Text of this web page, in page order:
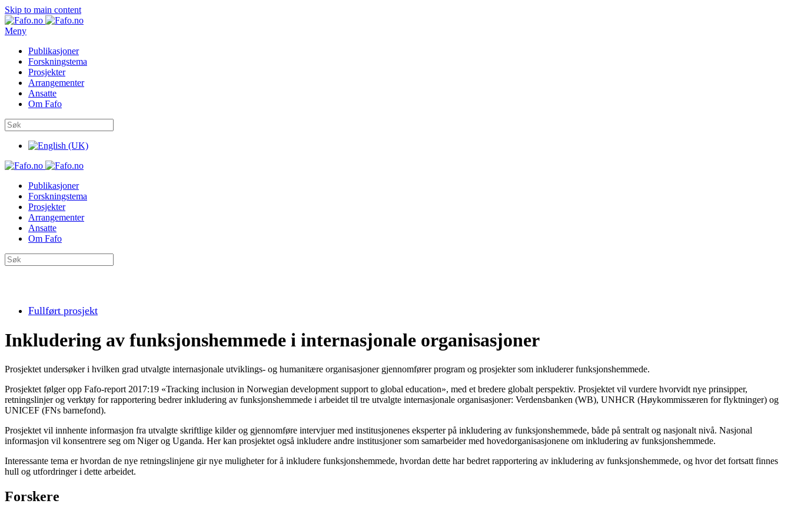
Skip to main content
Meny
Publikasjoner
Forskningstema
Prosjekter
Arrangementer
Ansatte
Om Fafo
Publikasjoner
Forskningstema
Prosjekter
Arrangementer
Ansatte
Om Fafo
Fullført prosjekt
Inkludering av funksjonshemmede i internasjonale organisasjoner
Prosjektet undersøker i hvilken grad utvalgte internasjonale utviklings- og humanitære organisasjoner gjennomfører program og prosjekter som inkluderer funksjonshemmede.
Prosjektet følger opp Fafo-report 2017:19 «Tracking inclusion in Norwegian development support to global education», med et bredere globalt perspektiv. Prosjektet vil vurdere hvorvidt nye prinsipper,
retningslinjer og verktøy for rapportering bedrer inkludering av funksjonshemmede i arbeidet til tre utvalgte internasjonale organisasjoner: Verdensbanken (WB), UNHCR (Høykommissæren for flyktninger) og
UNICEF (FNs barnefond).
Prosjektet vil innhente informasjon fra utvalgte skriftlige kilder og gjennomføre intervjuer med institusjonenes eksperter på inkludering av funksjonshemmede, både på sentralt og nasjonalt nivå. Nasjonal
informasjon vil konsentrere seg om Niger og Uganda. Her kan prosjektet også inkludere andre institusjoner som samarbeider med hovedorganisasjonene om inkludering av funksjonshemmede.
Interessante tema er hvordan de nye retningslinjene gir nye muligheter for å inkludere funksjonshemmede, hvordan dette har bedret rapportering av inkludering av funksjonshemmede, og hvor det fortsatt finnes
hull og utfordringer i dette arbeidet.
Forskere